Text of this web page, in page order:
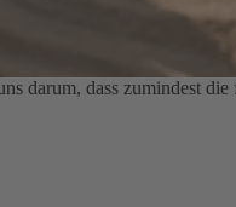
darum, dass zumindest